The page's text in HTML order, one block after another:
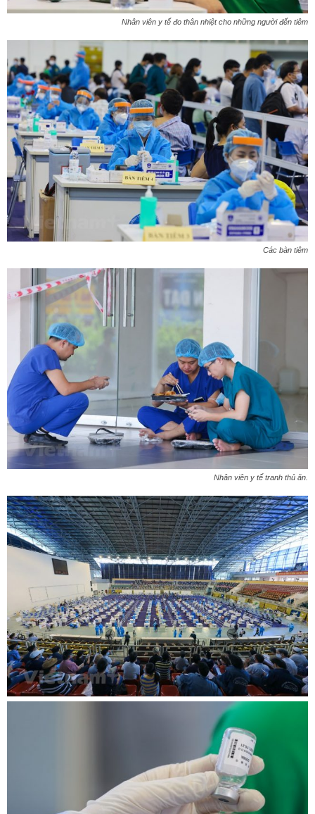
Nhân viên y tế đo thân nhiệt cho những người đến tiêm
Các bàn tiêm
Nhân viên y tế tranh thủ ăn.